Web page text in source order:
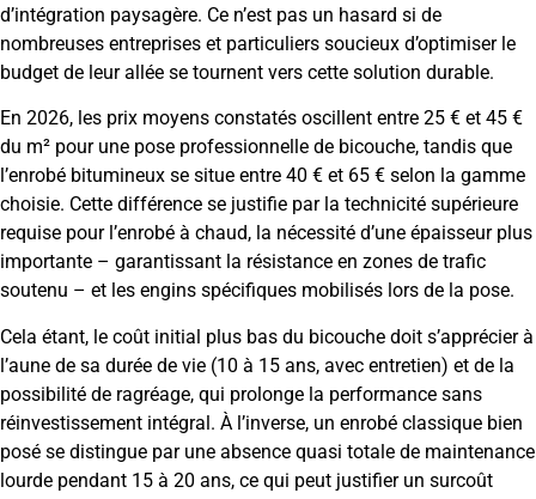
d’intégration paysagère. Ce n’est pas un hasard si de
nombreuses entreprises et particuliers soucieux d’optimiser le
budget de leur allée se tournent vers cette solution durable.
En 2026, les prix moyens constatés oscillent entre 25 € et 45 €
du m² pour une pose professionnelle de bicouche, tandis que
l’enrobé bitumineux se situe entre 40 € et 65 € selon la gamme
choisie. Cette différence se justifie par la technicité supérieure
requise pour l’enrobé à chaud, la nécessité d’une épaisseur plus
importante – garantissant la résistance en zones de trafic
soutenu – et les engins spécifiques mobilisés lors de la pose.
Cela étant, le coût initial plus bas du bicouche doit s’apprécier à
l’aune de sa durée de vie (10 à 15 ans, avec entretien) et de la
possibilité de ragréage, qui prolonge la performance sans
réinvestissement intégral. À l’inverse, un enrobé classique bien
posé se distingue par une absence quasi totale de maintenance
lourde pendant 15 à 20 ans, ce qui peut justifier un surcoût